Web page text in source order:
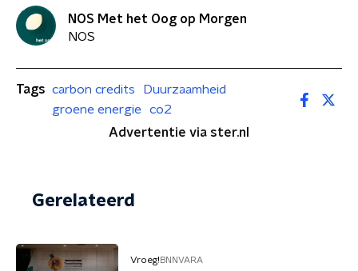
NOS Met het Oog op Morgen
NOS
Tags carbon credits
Duurzaamheid
groene energie
co2
Advertentie via ster.nl
Gerelateerd
Vroeg! BNNVARA